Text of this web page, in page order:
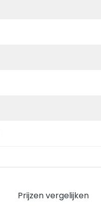
Prijzen vergelijken